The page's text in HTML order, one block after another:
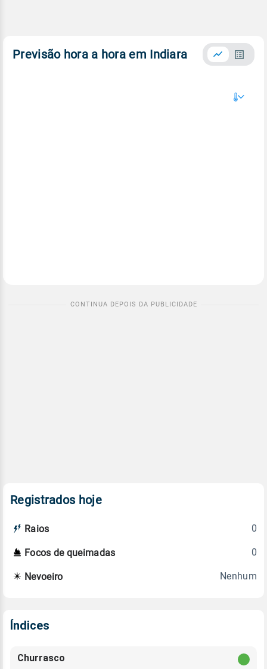
Previsão hora a hora em Indiara
Registrados hoje
Raios 0
Focos de queimadas 0
Nevoeiro Nenhum
Índices
Churrasco